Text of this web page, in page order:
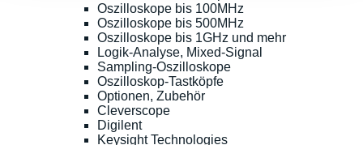
Oszilloskope bis 100MHz
Oszilloskope bis 500MHz
Oszilloskope bis 1GHz und mehr
Logik-Analyse, Mixed-Signal
Sampling-Oszilloskope
Oszilloskop-Tastköpfe
Optionen, Zubehör
Cleverscope
Digilent
Keysight Technologies